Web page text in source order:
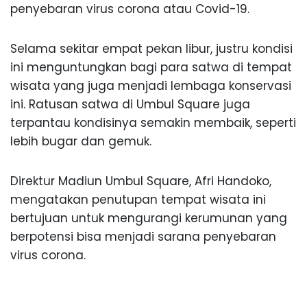
penyebaran virus corona atau Covid-19.
Selama sekitar empat pekan libur, justru kondisi
ini menguntungkan bagi para satwa di tempat
wisata yang juga menjadi lembaga konservasi
ini. Ratusan satwa di Umbul Square juga
terpantau kondisinya semakin membaik, seperti
lebih bugar dan gemuk.
Direktur Madiun Umbul Square, Afri Handoko,
mengatakan penutupan tempat wisata ini
bertujuan untuk mengurangi kerumunan yang
berpotensi bisa menjadi sarana penyebaran
virus corona.